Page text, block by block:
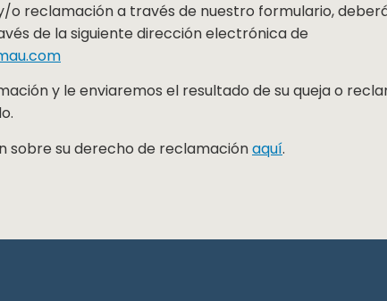
o reclamación a través de nuestro formulario,
de la siguiente dirección electrónica de
y le enviaremos el resultado de su queja o
sobre su derecho de reclamaciónaquí.